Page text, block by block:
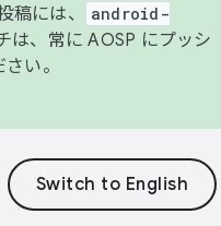
には、
android-
は、常に AOSP にプッシ
い。